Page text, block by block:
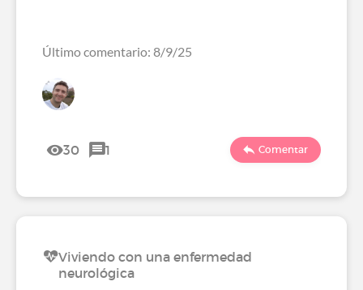
Último comentario: 8/9/25
30 1 Comentar
Viviendo con una enfermedad
neurológica